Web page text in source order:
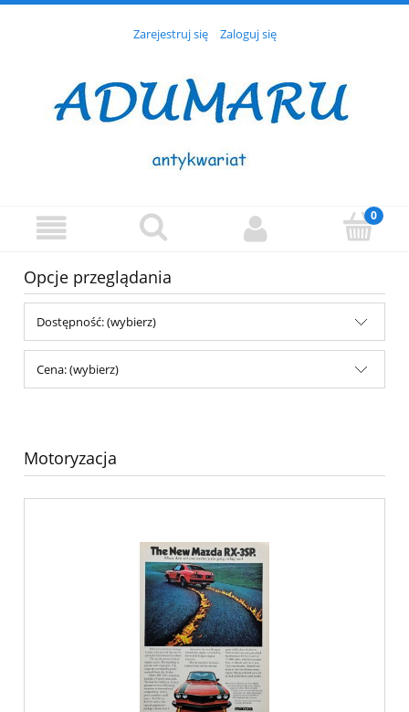
Zarejestruj się Zaloguj się
Opcje przeglądania
Dostępność: (wybierz)
Cena: (wybierz)
Motoryzacja